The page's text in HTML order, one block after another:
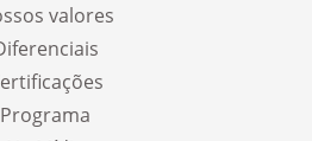
valores
Programa